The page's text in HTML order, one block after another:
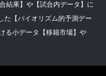
結果】や【試合内データ】に
た【バイオリズム的予測デー
る小データ【移籍市場】や